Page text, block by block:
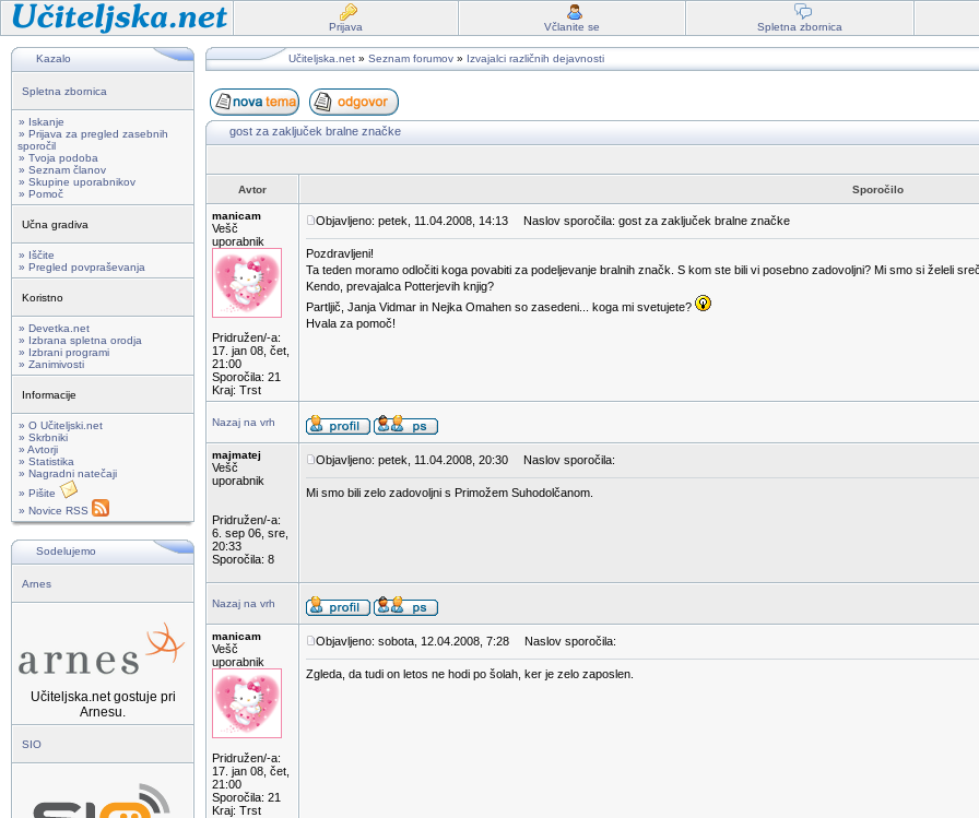
Prijava Včlanite se Spletna zbornica
Kazalo
Spletna zbornica
» Iskanje
» Prijava za pregled zasebnih
sporočil
» Tvoja podoba
» Seznam članov
» Skupine uporabnikov
» Pomoč
Učna gradiva
» Iščite
» Pregled povpraševanja
Koristno
» Devetka.net
» Izbrana spletna orodja
» Izbrani programi
» Zanimivosti
Informacije
» O Učiteljski.net
» Skrbniki
» Avtorji
» Statistika
» Nagradni natečaji
» Pišite
» Novice RSS
Sodelujemo
Arnes
Učiteljska.net gostuje pri
Arnesu.
SIO
Učiteljska.net » Seznam forumov » Izvajalci različnih dejavnosti
gost za zaključek bralne značke
Avtor Sporočilo
manicam
Vešč
uporabnik
Pridružen/-a:
17. jan 08, čet,
21:00
Sporočila: 21
Kraj: Trst
Objavljeno: petek, 11.04.2008, 14:13 Naslov sporočila: gost za zaključek bralne značke
Pozdravljeni!
Ta teden moramo odločiti koga povabiti za podeljevanje bralnih značk. S kom ste bili vi posebno zadovoljni? Mi smo si želeli
Kendo, prevajalca Potterjevih knjig?
Partljič, Janja Vidmar in Nejka Omahen so zasedeni... koga mi svetujete?
Hvala za pomoč!
Nazaj na vrh
majmatej
Vešč
uporabnik
Pridružen/-a:
6. sep 06, sre,
20:33
Sporočila: 8
Objavljeno: petek, 11.04.2008, 20:30 Naslov sporočila:
Mi smo bili zelo zadovoljni s Primožem Suhodolčanom.
Nazaj na vrh
manicam
Vešč
uporabnik
Pridružen/-a:
17. jan 08, čet,
21:00
Sporočila: 21
Kraj: Trst
Objavljeno: sobota, 12.04.2008, 7:28 Naslov sporočila:
Zgleda, da tudi on letos ne hodi po šolah, ker je zelo zaposlen.